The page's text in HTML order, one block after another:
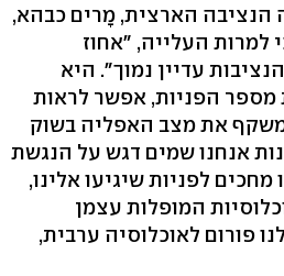
הנציבה הארצית, מָרים כבהא,
למרות העלייה, "אחוז
עדיין נמוך". היא
מספר הפניות, אפשר לראות
משקף את מצב האפליה בשוק
אנחנו שמים דגש על הנגשת
לפניות שיגיעו אלינו,
המופלות עצמן
פורום לאוכלוסיה ערבית,